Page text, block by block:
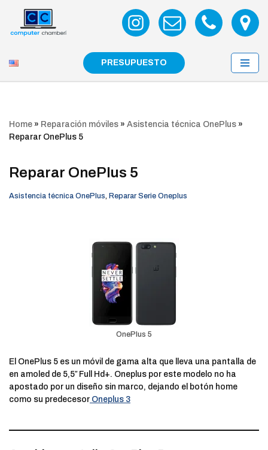
Saltar
PRESUPUESTO
Home » Reparación móviles » Asistencia técnica OnePlus »
Reparar OnePlus 5
Reparar OnePlus 5
Asistencia técnica OnePlus, Reparar Serie Oneplus
OnePlus 5
El OnePlus 5 es un móvil de gama alta que lleva una pantalla de
en amoled de 5,5″ Full Hd+. Oneplus por este modelo no ha
apostado por un diseño sin marco, dejando el botón home
como su predecesor Oneplus 3